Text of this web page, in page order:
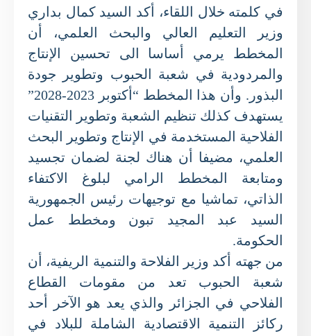
في كلمته خلال اللقاء، أكد السيد كمال بداري
وزير التعليم العالي والبحث العلمي، أن
المخطط يرمي أساسا الى تحسين الإنتاج
والمردودية في شعبة الحبوب وتطوير جودة
البذور. وأن هذا المخطط “أكتوبر 2023-2028”
يستهدف كذلك تنظيم الشعبة وتطوير التقنيات
الفلاحية المستخدمة في الإنتاج وتطوير البحث
العلمي، مضيفا أن هناك لجنة لضمان تجسيد
ومتابعة المخطط الرامي لبلوغ الاكتفاء
الذاتي، تماشيا مع توجيهات رئيس الجمهورية
السيد عبد المجيد تبون ومخطط عمل
الحكومة.
من جهته أكد وزير الفلاحة والتنمية الريفية، أن
شعبة الحبوب تعد من مقومات القطاع
الفلاحي في الجزائر والذي يعد هو الآخر أحد
ركائز التنمية الاقتصادية الشاملة للبلاد في